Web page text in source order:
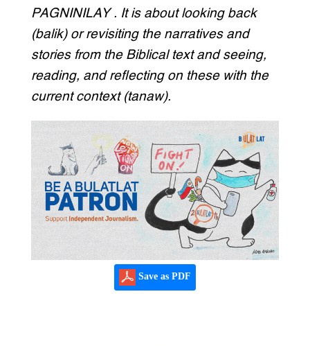
PAGNINILAY . It is about looking back
(balik) or revisiting the narratives and
stories from the Biblical text and seeing,
reading, and reflecting on these with the
current context (tanaw).
Save as PDF